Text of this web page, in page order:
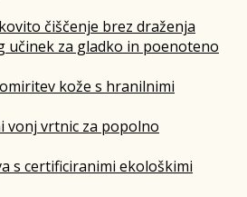
čiščenje brez draženja
učinek za gladko in poenoteno
kože s hranilnimi
vonj vrtnic za popolno
s certificiranimi ekološkimi